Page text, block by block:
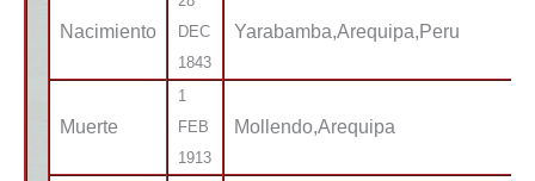
Nacimiento
DEC
1843
Yarabamba,Arequipa,Peru
Muerte
1
FEB
1913
Mollendo,Arequipa